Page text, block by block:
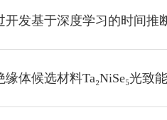
发基于深度学习的时间推
体候选材料Ta₂NiSe₅光致